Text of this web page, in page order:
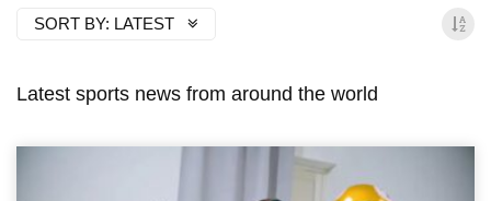
SORT BY: LATEST
Latest sports news from around the world